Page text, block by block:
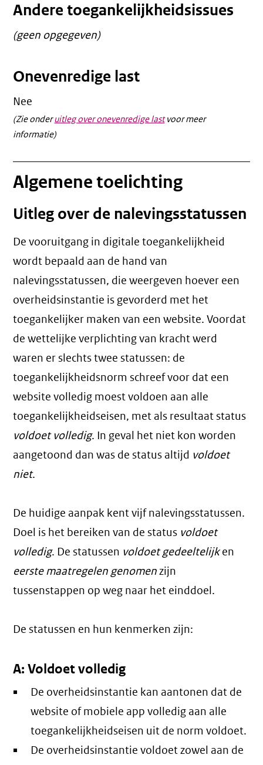
Andere toegankelijkheidsissues
(geen opgegeven)
Onevenredige last
Nee
(Zie onderuitleg over onevenredige lastvoor meer
informatie)
Algemene toelichting
Uitleg over de nalevingsstatussen
De vooruitgang in digitale toegankelijkheid
wordt bepaald aan de hand van
nalevingsstatussen, die weergeven hoever een
overheidsinstantie is gevorderd met het
toegankelijker maken van een website. Voordat
de wettelijke verplichting van kracht werd
waren er slechts twee statussen: de
toegankelijkheidsnorm schreef voor dat een
website volledig moest voldoen aan alle
toegankelijkheidseisen, met als resultaat status
voldoet volledig. In geval het niet kon worden
aangetoond dan was de status altijd voldoet
niet.
De huidige aanpak kent vijf nalevingsstatussen.
Doel is het bereiken van de status voldoet
volledig. De statussen voldoet gedeeltelijken
eerste maatregelen genomenzijn
tussenstappen op weg naar het einddoel.
De statussen en hun kenmerken zijn:
A: Voldoet volledig
De overheidsinstantie kan aantonen dat de
website of mobiele app volledig aan alle
toegankelijkheidseisen uit de norm voldoet.
De overheidsinstantie voldoet zowel aan de